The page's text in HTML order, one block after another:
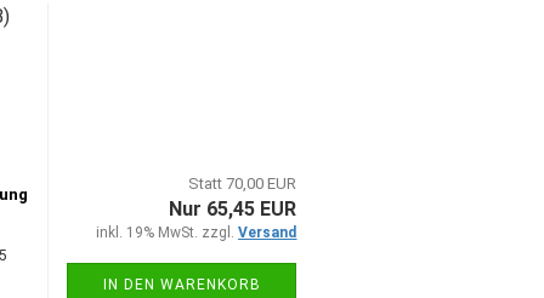
Statt 70,00 EUR
Nur 65,45 EUR
inkl. 19% MwSt. zzgl.Versand
IN DEN WARENKORB